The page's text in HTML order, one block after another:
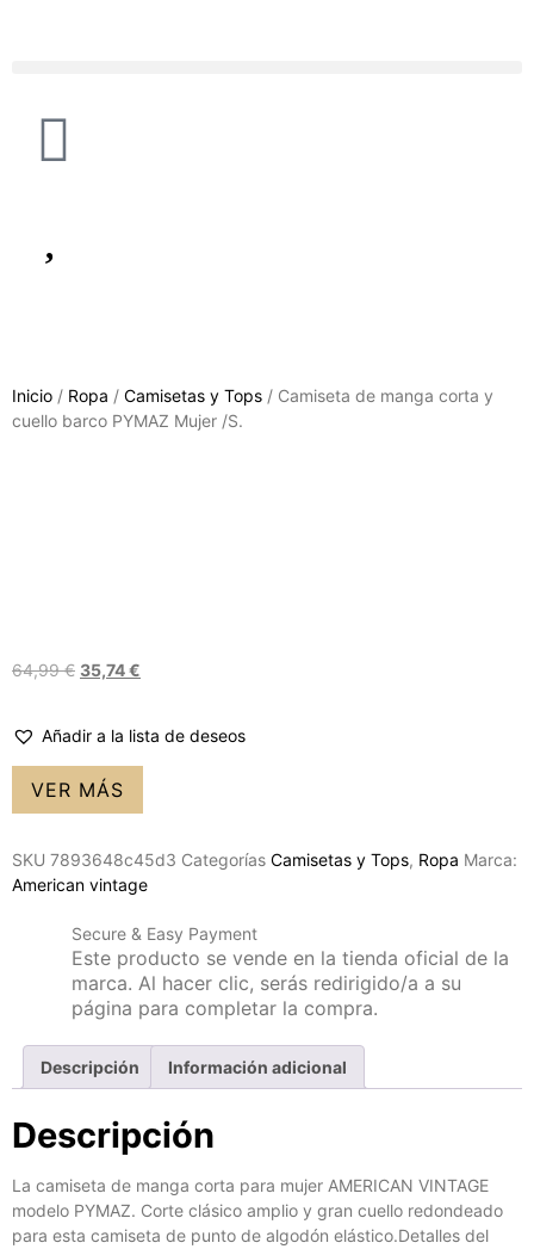
Inicio / Ropa / Camisetas y Tops / Camiseta de manga corta y
cuello barco PYMAZ Mujer /S.
64,99€ 35,74€
Añadir a la lista de deseos
VER MÁS
SKU 7893648c45d3 Categorías Camisetas y Tops, Ropa Marca:
American vintage
Secure & Easy Payment
Este producto se vende en la tienda oficial de la
marca. Al hacer clic, serás redirigido/a a su
página para completar la compra.
Descripción Información adicional
Descripción
La camiseta de manga corta para mujer AMERICAN VINTAGE
modelo PYMAZ. Corte clásico amplio y gran cuello redondeado
para esta camiseta de punto de algodón elástico.Detalles del